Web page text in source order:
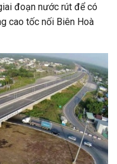
đoạn nước rút để có
cao tốc nối Biên Hoà